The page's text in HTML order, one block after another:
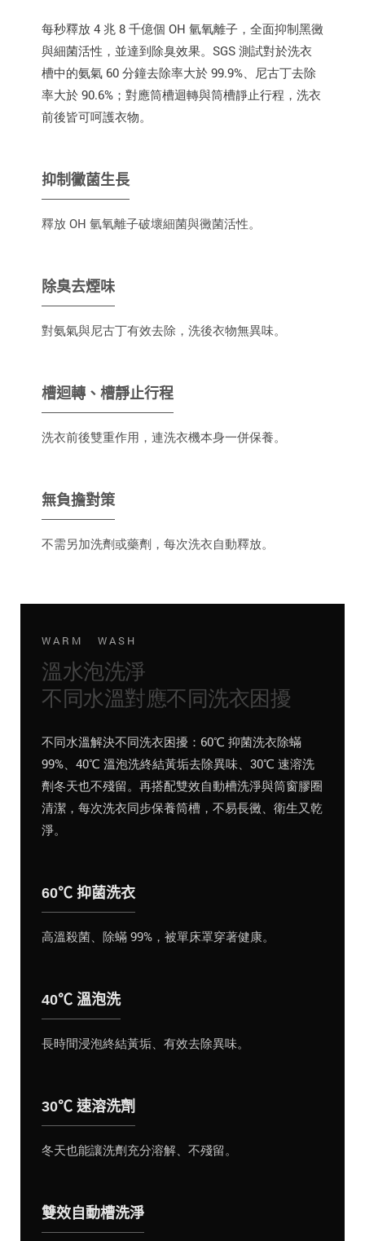
每秒釋放 4 兆 8 千億個 OH 氫氧離子，全面抑制黑黴
與細菌活性，並達到除臭效果。SGS 測試對於洗衣
槽中的氨氣 60 分鐘去除率大於 99.9%、尼古丁去除
率大於 90.6%；對應筒槽迴轉與筒槽靜止行程，洗衣
前後皆可呵護衣物。
抑制黴菌生長
釋放 OH 氫氧離子破壞細菌與黴菌活性。
除臭去煙味
對氨氣與尼古丁有效去除，洗後衣物無異味。
槽迴轉、槽靜止行程
洗衣前後雙重作用，連洗衣機本身一併保養。
無負擔對策
不需另加洗劑或藥劑，每次洗衣自動釋放。
WARM WASH
溫水泡洗淨
不同水溫對應不同洗衣困擾
不同水溫解決不同洗衣困擾：60℃ 抑菌洗衣除蟎
99%、40℃ 溫泡洗終結黃垢去除異味、30℃ 速溶洗
劑冬天也不殘留。再搭配雙效自動槽洗淨與筒窗膠圈
清潔，每次洗衣同步保養筒槽，不易長黴、衛生又乾
淨。
60℃ 抑菌洗衣
高溫殺菌、除蟎 99%，被單床罩穿著健康。
40℃ 溫泡洗
長時間浸泡終結黃垢、有效去除異味。
30℃ 速溶洗劑
冬天也能讓洗劑充分溶解、不殘留。
雙效自動槽洗淨